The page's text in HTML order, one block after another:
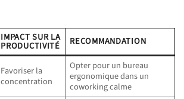
IMPACT SUR LA
PRODUCTIVITÉ RECOMMANDATION
Favoriser la
concentration
Opter pour un bureau
ergonomique dans un
coworking calme